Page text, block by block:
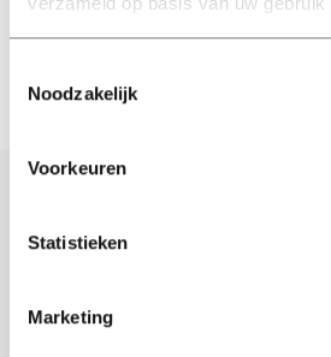
Noodzakelijk
Voorkeuren
Statistieken
Marketing
Blijf op de hoogte. Meld je aan